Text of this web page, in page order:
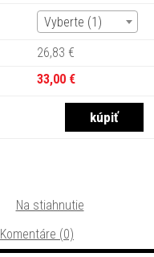
Vyberte (1)
26,83 €
33,00 €
Na stiahnutie
Komentáre (0)